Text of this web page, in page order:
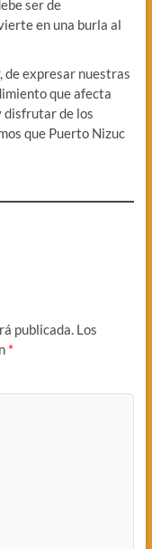
ser de
en una burla al
de expresar nuestras
que afecta
disfrutar de los
que Puerto Nizuc
publicada. Los
*